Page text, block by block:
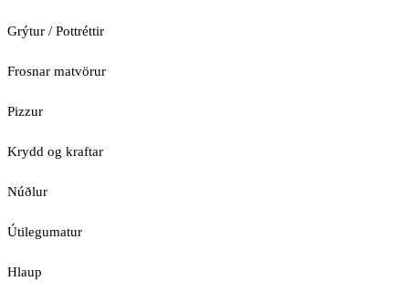
Grýtur / Pottréttir
Frosnar matvörur
Pizzur
Krydd og kraftar
Núðlur
Útilegumatur
Hlaup